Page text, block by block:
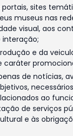
sites
museus nas
visual, aos
interação;
e da
caráter
de notícias,
ao
de serviços
e às